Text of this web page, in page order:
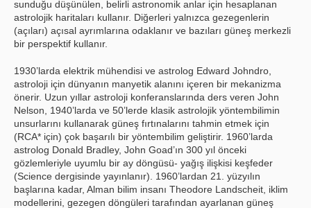
sunduğu düşünülen, belirli astronomik anlar için hesaplanan
astrolojik haritaları kullanır. Diğerleri yalnızca gezegenlerin
(açıları) açısal ayrımlarına odaklanır ve bazıları güneş merkezli
bir perspektif kullanır.
1930’larda elektrik mühendisi ve astrolog Edward Johndro,
astroloji için dünyanın manyetik alanını içeren bir mekanizma
önerir. Uzun yıllar astroloji konferanslarında ders veren John
Nelson, 1940’larda ve 50’lerde klasik astrolojik yöntembilimin
unsurlarını kullanarak güneş fırtınalarını tahmin etmek için
(RCA* için) çok başarılı bir yöntembilim geliştirir. 1960’larda
astrolog Donald Bradley, John Goad’ın 300 yıl önceki
gözlemleriyle uyumlu bir ay döngüsü- yağış ilişkisi keşfeder
(Science dergisinde yayınlanır). 1960’lardan 21. yüzyılın
başlarına kadar, Alman bilim insanı Theodore Landscheit, iklim
modellerini, gezegen döngüleri tarafından ayarlanan güneş